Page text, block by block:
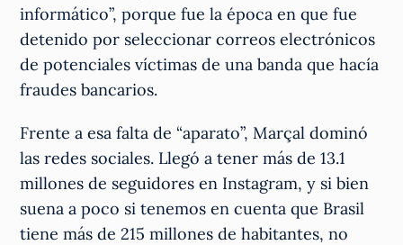
informático”, porque fue la época en que fue
detenido por seleccionar correos electrónicos
de potenciales víctimas de una banda que hacía
fraudes bancarios.
Frente a esa falta de “aparato”, Marçal dominó
las redes sociales. Llegó a tener más de 13.1
millones de seguidores en Instagram, y si bien
suena a poco si tenemos en cuenta que Brasil
tiene más de 215 millones de habitantes, no